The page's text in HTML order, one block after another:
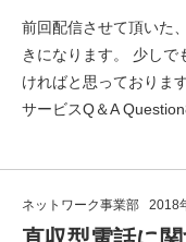
前回配信させて頂いた
きになります。 少しで
ければと思っておりま
サービスQ＆A
ネットワーク事業部 2018